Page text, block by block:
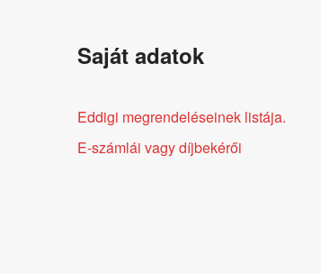
Saját adatok
Eddigi megrendeléseinek listája.
E-számlái vagy díjbekérői